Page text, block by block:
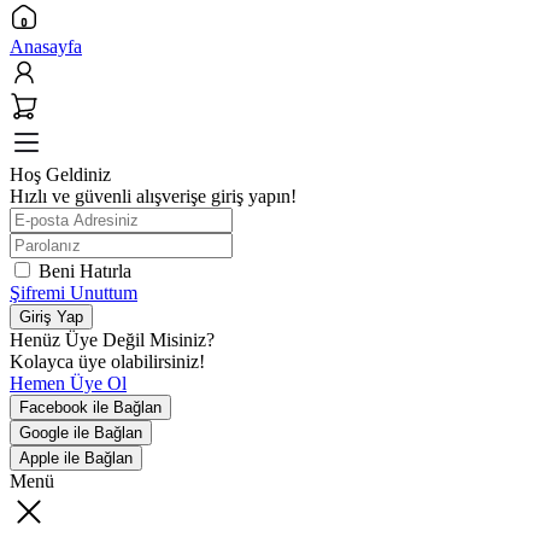
Anasayfa
Hoş Geldiniz
Hızlı ve güvenli alışverişe giriş yapın!
Beni Hatırla
Şifremi Unuttum
Giriş Yap
Henüz Üye Değil Misiniz?
Kolayca üye olabilirsiniz!
Hemen Üye Ol
Facebook ile Bağlan
Google ile Bağlan
Apple ile Bağlan
Menü